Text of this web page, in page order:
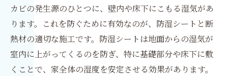
カビの発生源のひとつに、壁内や床下にこもる湿気があ
ります。これを防ぐために有効なのが、防湿シートと断
熱材の適切な施工です。防湿シートは地面からの湿気が
室内に上がってくるのを防ぎ、特に基礎部分や床下に敷
くことで、家全体の湿度を安定させる効果があります。